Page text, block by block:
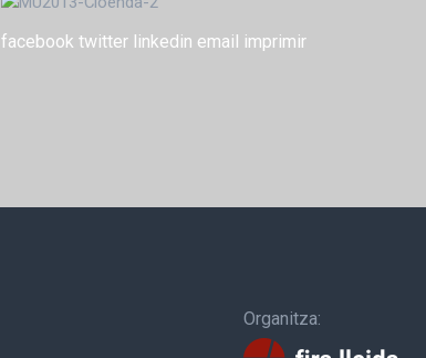
facebook twitter linkedin email imprimir
Organitza: